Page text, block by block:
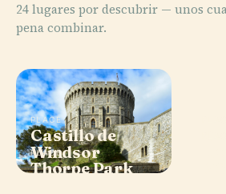
24 lugares por descubrir — unos
pena combinar.
PLACE
Castillo de
Windsor
PLACE
Thorpe Park